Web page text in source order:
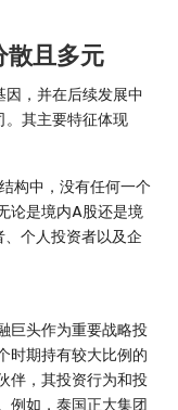
散且多元
，并在后续发展中
。其主要特征体现
构中，没有任何一个
论是境内A股还是境
个人投资者以及企
巨头作为重要战略投
时期持有较大比例的
伴，其投资行为和投
例如，泰国正大集团